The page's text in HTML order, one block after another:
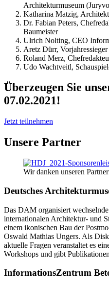
Architekturmuseum
Katharina Matzig,
Dr. Fabian Peters,
Baumeister
Ulrich Nolting, CEO
Aretz Dürr, Vorjahressieger
Roland Merz,
Udo Wachtveitl,
Überzeugen Sie
07.02.2021!
Jetzt teilnehmen
Unsere Partner
Wir danken unseren
Deutsches
Das DAM organisiert
internationalen Architektur- und
einem ikonischen Bau der
Oswald Mathias Ungers. Als
aktuelle Fragen veranstaltet es
Workshops und gibt
InformationsZentrum